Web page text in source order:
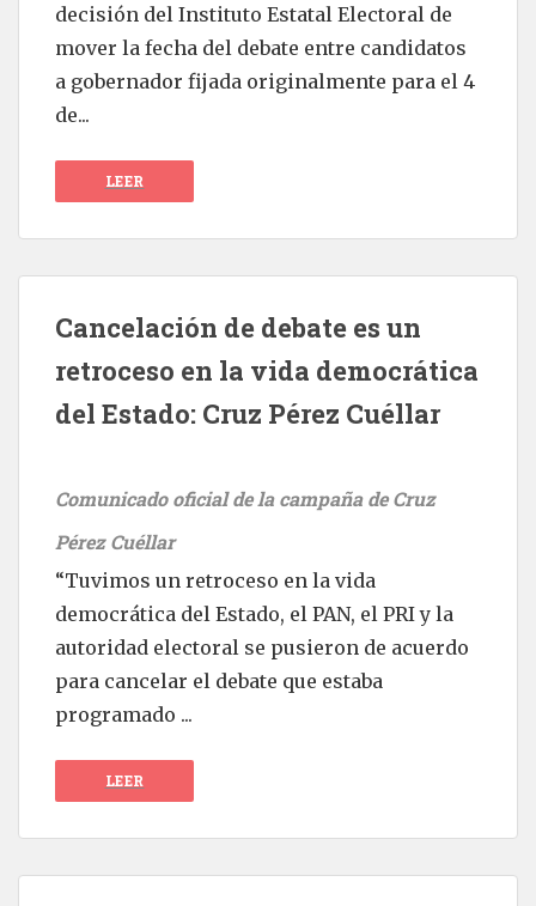
decisión del Instituto Estatal Electoral de
mover la fecha del debate entre candidatos
a gobernador fijada originalmente para el 4
de...
LEER
Cancelación de debate es un
retroceso en la vida democrática
del Estado: Cruz Pérez Cuéllar
Comunicado oficial de la campaña de Cruz
Pérez Cuéllar
“Tuvimos un retroceso en la vida
democrática del Estado, el PAN, el PRI y la
autoridad electoral se pusieron de acuerdo
para cancelar el debate que estaba
programado ...
LEER